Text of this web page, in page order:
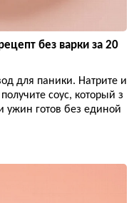
без варки за 20
для паники. Натрите и
соус, который з
готов без единой